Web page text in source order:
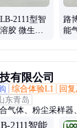
2111型智
胶 微生物
路
能
有限公司
综合体验L1
回
东青岛
气体、粉尘采样器
气分析仪、便携式